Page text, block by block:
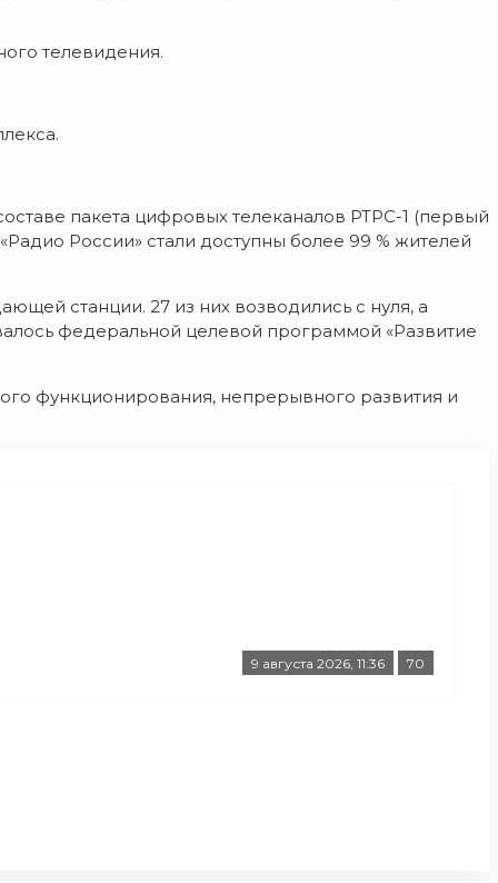
телевидения.
пакета цифровых телеканалов РТРС-1 (первый
России» стали доступны более 99 % жителей
станции. 27 из них возводились с нуля, а
федеральной целевой программой «Развитие
функционирования, непрерывного развития и
9 августа 2026, 11:36 70